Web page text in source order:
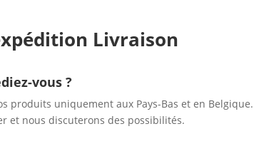
Livraison
vous ?
produits uniquement aux Pays-Bas et en
et nous discuterons des possibilités.